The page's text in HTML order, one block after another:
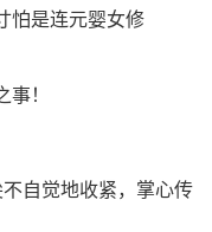
怕是连元婴女修
！
自觉地收紧，掌心传